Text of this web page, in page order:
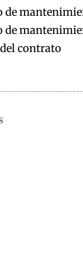
de
de
contrato